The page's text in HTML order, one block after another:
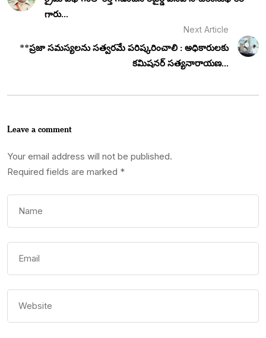
గారు...
Next Article
**ప్రజా సమస్యలను సత్వరమే పరిష్కరించాలి : అధికారులకు
కమిషనర్ సత్యనారాయణ...
Leave a comment
Your email address will not be published.
Required fields are marked *